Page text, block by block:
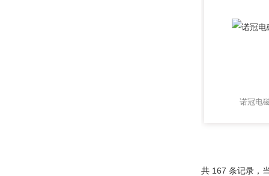
诺冠电
共 167 条记录